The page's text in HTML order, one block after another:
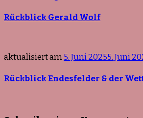
Rückblick Gerald Wolf
aktualisiert am5. Juni 20255. Juni
Rückblick Endesfelder & der